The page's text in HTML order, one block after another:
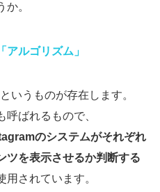
。
ルゴリズム」
いうものが存在します。
ばれるもので、
のシステムがそれぞれ
ツを表示させるか判断する
用されています。